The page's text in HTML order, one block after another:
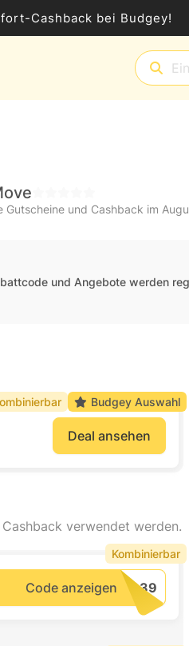
Cashback bei Budgey!
Gutscheine und Cashback im
und Angebote werden
Deal ansehen
Budgey Auswahl
verwendet werden.
Code anzeigen
Kombinierbar